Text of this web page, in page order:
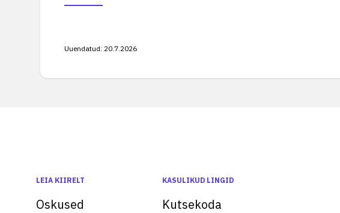
Uuendatud: 20.7.2026
LEIA KIIRELT
Oskused
KASULIKUD LINGID
Kutsekoda